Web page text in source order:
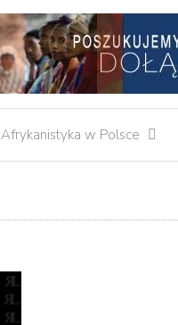
Afrykanistyka w Polsce